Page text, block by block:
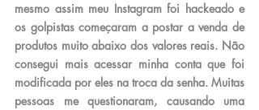
mesmo assim meu Instagram foi hackeado e
os golpistas começaram a postar a venda de
produtos muito abaixo dos valores reais. Não
consegui mais acessar minha conta que foi
modificada por eles na troca da senha. Muitas
pessoas me questionaram, causando uma